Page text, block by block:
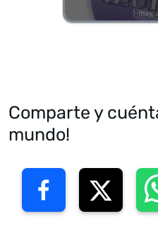
1-may,
Comparte y
mundo!